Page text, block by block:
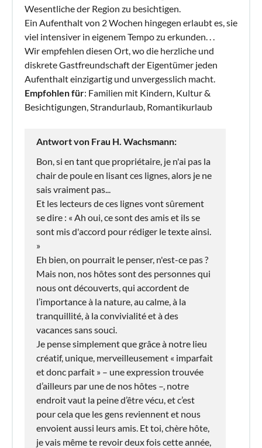
Wesentliche der Region zu besichtigen.
Ein Aufenthalt von 2 Wochen hingegen erlaubt es, sie
viel intensiver in eigenem Tempo zu erkunden. . .
Wir empfehlen diesen Ort, wo die herzliche und
diskrete Gastfreundschaft der Eigentümer jeden
Aufenthalt einzigartig und unvergesslich macht.
Empfohlen für: Familien mit Kindern, Kultur &
Besichtigungen, Strandurlaub, Romantikurlaub
Antwort von Frau H. Wachsmann:
Bon, si en tant que propriétaire, je n'ai pas la
chair de poule en lisant ces lignes, alors je ne
sais vraiment pas...
Et les lecteurs de ces lignes vont sûrement
se dire : « Ah oui, ce sont des amis et ils se
sont mis d'accord pour rédiger le texte ainsi.
»
Eh bien, on pourrait le penser, n'est-ce pas ?
Mais non, nos hôtes sont des personnes qui
nous ont découverts, qui accordent de
l’importance à la nature, au calme, à la
tranquillité, à la convivialité et à des
vacances sans souci.
Je pense simplement que grâce à notre lieu
créatif, unique, merveilleusement « imparfait
et donc parfait » – une expression trouvée
d’ailleurs par une de nos hôtes –, notre
endroit vaut la peine d’être vécu, et c’est
pour cela que les gens reviennent et nous
envoient aussi leurs amis. Et toi, chère hôte,
je vais même te revoir deux fois cette année,